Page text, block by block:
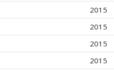
2015
2015
2015
2015